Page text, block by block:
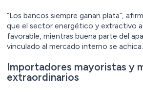
“Los bancos siempre ganan plata”,
que el sector energético y extractivo
favorable, mientras buena parte del
vinculado al mercado interno se achica.
Importadores mayoristas y
extraordinarios